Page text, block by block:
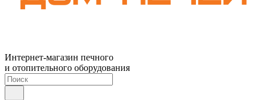
Интернет-магазин печного
и отопительного оборудования